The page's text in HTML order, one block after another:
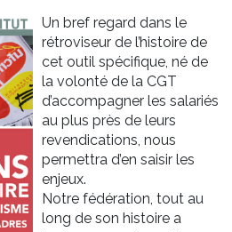
Un bref regard dans le
rétroviseur de l’histoire de
cet outil spécifique, né de
la volonté de la CGT
d’accompagner les salariés
au plus près de leurs
revendications, nous
permettra d’en saisir les
enjeux.
Notre fédération, tout au
long de son histoire a